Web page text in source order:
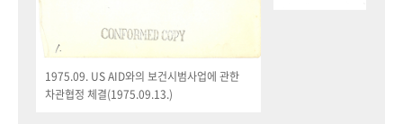
1975.09. US AID와의 보건시범사업에 관한
차관협정 체결(1975.09.13.)